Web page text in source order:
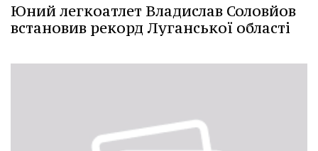
Юний легкоатлет Владислав Соловйов
встановив рекорд Луганської області